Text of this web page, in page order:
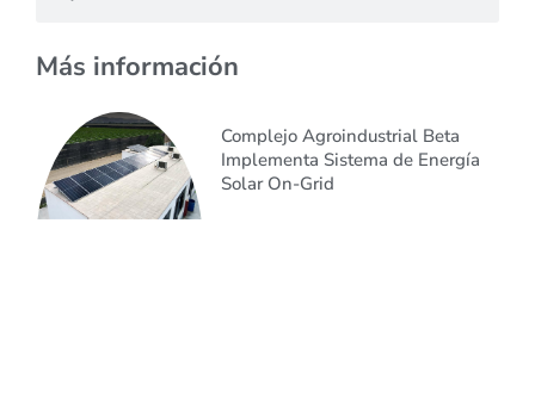
Más información
Complejo Agroindustrial Beta
Implementa Sistema de Energía
Solar On-Grid